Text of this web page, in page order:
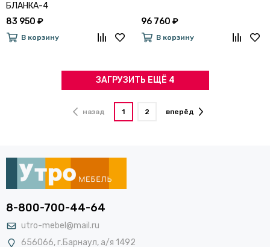
БЛАНКА-4
83 950 ₽
В корзину
96 760 ₽
В корзину
ЗАГРУЗИТЬ ЕЩЁ 4
назад 1 2 вперёд
8-800-700-44-64
utro-mebel@mail.ru
656066, г.Барнаул, а/я 1492